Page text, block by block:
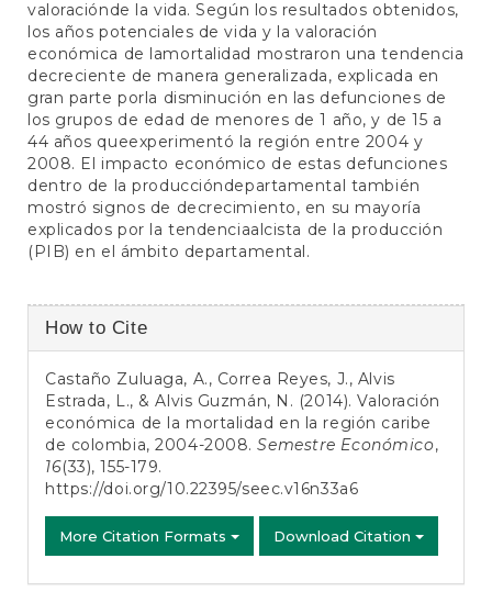
valoraciónde la vida. Según los resultados obtenidos,
los años potenciales de vida y la valoración
económica de lamortalidad mostraron una tendencia
decreciente de manera generalizada, explicada en
gran parte porla disminución en las defunciones de
los grupos de edad de menores de 1 año, y de 15 a
44 años queexperimentó la región entre 2004 y
2008. El impacto económico de estas defunciones
dentro de la produccióndepartamental también
mostró signos de decrecimiento, en su mayoría
explicados por la tendenciaalcista de la producción
(PIB) en el ámbito departamental.
Article
Details
How to Cite
Castaño Zuluaga, A., Correa Reyes, J., Alvis
Estrada, L., & Alvis Guzmán, N. (2014). Valoración
económica de la mortalidad en la región caribe
de colombia, 2004-2008.Semestre Económico,
16(33), 155-179.
https://doi.org/10.22395/seec.v16n33a6
More Citation Formats Download Citation